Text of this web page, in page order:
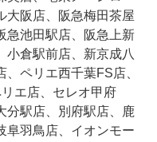
大阪店、阪急梅田茶屋
急池田駅店、阪急上新
小倉駅前店、新京成八
ペリエ西千葉FS店、
エ店、セレオ甲府
分駅店、別府駅店、鹿
阜羽鳥店、イオンモー